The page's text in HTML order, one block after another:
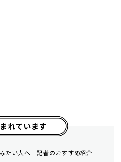
れています
たい人へ 記者のおすすめ紹介